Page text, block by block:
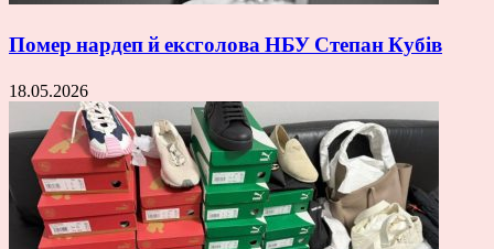
Помер нардеп й ексголова НБУ Степан Кубів
18.05.2026